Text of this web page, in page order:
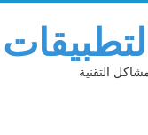
التقنية